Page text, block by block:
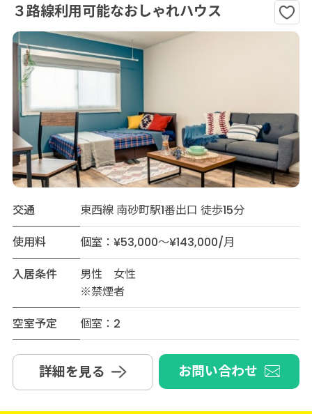
３路線利用可能なおしゃれハウス
交通
東西線 南砂町駅1番出口 徒歩15分
使用料
個室：¥53,000～¥143,000/月
入居条件
男性 女性
※禁煙者
空室予定
個室：2
詳細を見る お問い合わせ